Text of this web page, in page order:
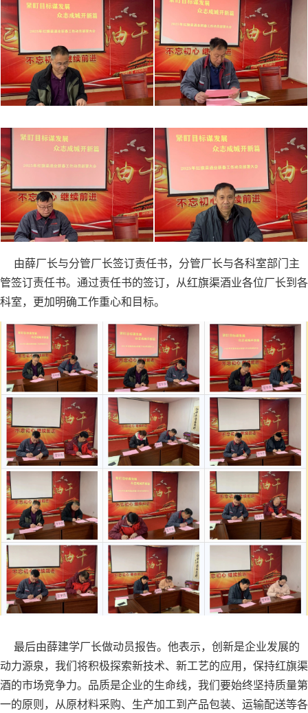
由薛厂长与分管厂长签订责任书，分管厂长与各科室部门主
管签订责任书。通过责任书的签订，从红旗渠酒业各位厂长到各
科室，更加明确工作重心和目标。
最后由薛建学厂长做动员报告。他表示，创新是企业发展的
动力源泉，我们将积极探索新技术、新工艺的应用，保持红旗渠
酒的市场竞争力。品质是企业的生命线，我们要始终坚持质量第
一的原则，从原材料采购、生产加工到产品包装、运输配送等各